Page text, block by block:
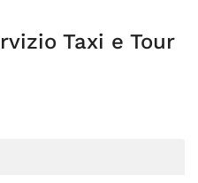
Taxi e Tour